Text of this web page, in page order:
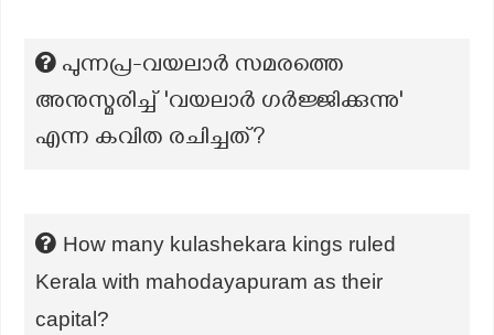
പുന്നപ്ര-വയലാർ സമരത്തെ
അനുസ്മരിച്ച് 'വയലാർ ഗർജ്ജിക്കുന്നു'
എന്ന കവിത രചിച്ചത്?
How many kulashekara kings ruled
Kerala with mahodayapuram as their
capital?